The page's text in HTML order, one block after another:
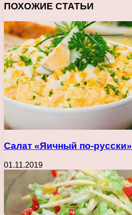
ПОХОЖИЕ СТАТЬИ
Салат «Яичный по-русски»
01.11.2019